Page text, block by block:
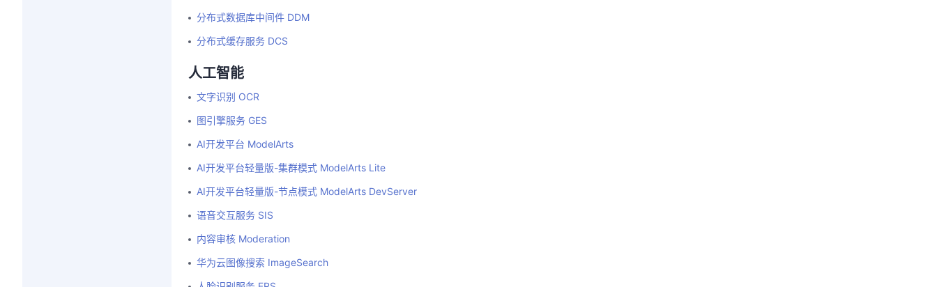
分布式数据库中间件 DDM
分布式缓存服务 DCS
人工智能
文字识别 OCR
图引擎服务 GES
AI开发平台 ModelArts
AI开发平台轻量版-集群模式 ModelArts Lite
AI开发平台轻量版-节点模式 ModelArts DevServer
语音交互服务 SIS
内容审核 Moderation
华为云图像搜索 ImageSearch